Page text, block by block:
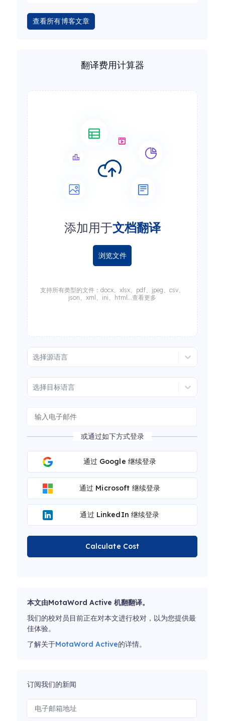
查看所有博客文章
翻译费用计算器
添加用于文档翻译
浏览文件
支持所有类型的文件：docx、xlsx、pdf、jpeg、csv、
json、xml、ini、html...查看更多
选择源语言
选择目标语言
或通过如下方式登录
通过 Google 继续登录
通过 Microsoft 继续登录
通过 LinkedIn 继续登录
Calculate Cost
本文由MotaWord Active 机翻翻译。
我们的校对员目前正在对本文进行校对，以为您提供最
佳体验。
了解关于MotaWord Active的详情。
订阅我们的新闻